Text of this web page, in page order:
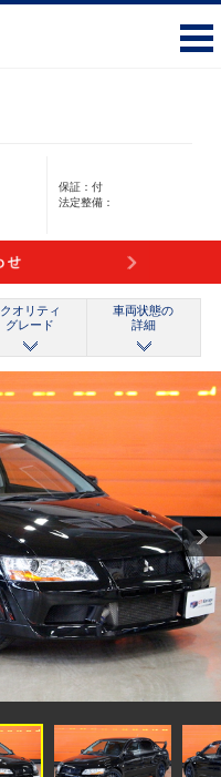
保証：付
法定整備：
クオリティ
グレード
車両状態の
詳細